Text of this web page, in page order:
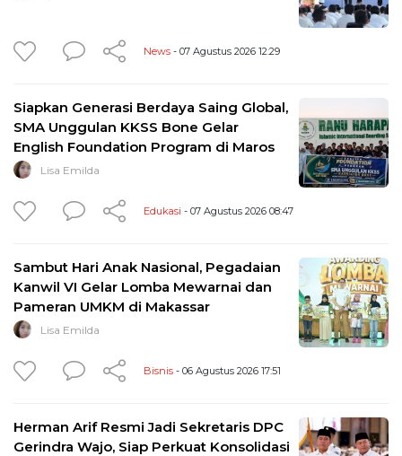
News - 07 Agustus 2026 12:29
Siapkan Generasi Berdaya Saing Global,
SMA Unggulan KKSS Bone Gelar
English Foundation Program di Maros
Lisa Emilda
Edukasi - 07 Agustus 2026 08:47
Sambut Hari Anak Nasional, Pegadaian
Kanwil VI Gelar Lomba Mewarnai dan
Pameran UMKM di Makassar
Lisa Emilda
Bisnis - 06 Agustus 2026 17:51
Herman Arif Resmi Jadi Sekretaris DPC
Gerindra Wajo, Siap Perkuat Konsolidasi